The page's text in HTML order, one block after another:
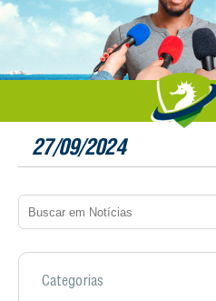
27/09/2024
Categorias